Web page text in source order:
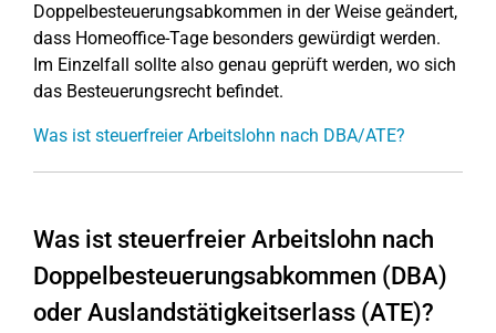
Doppelbesteuerungsabkommen in der Weise geändert,
dass Homeoffice-Tage besonders gewürdigt werden.
Im Einzelfall sollte also genau geprüft werden, wo sich
das Besteuerungsrecht befindet.
Was ist steuerfreier Arbeitslohn nach DBA/ATE?
Was ist steuerfreier Arbeitslohn nach
Doppelbesteuerungsabkommen (DBA)
oder Auslandstätigkeitserlass (ATE)?